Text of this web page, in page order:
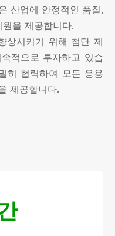
산업에 안정적인 품질,
을 제공합니다.
상시키기 위해 첨단 제
적으로 투자하고 있습
히 협력하여 모든 응용
제공합니다.